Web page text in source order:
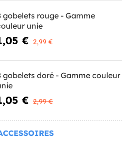
gobelets rouge - Gamme
unie
€ 2,99 €
gobelets doré - Gamme couleur
€ 2,99 €